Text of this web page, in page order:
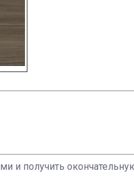
и получить